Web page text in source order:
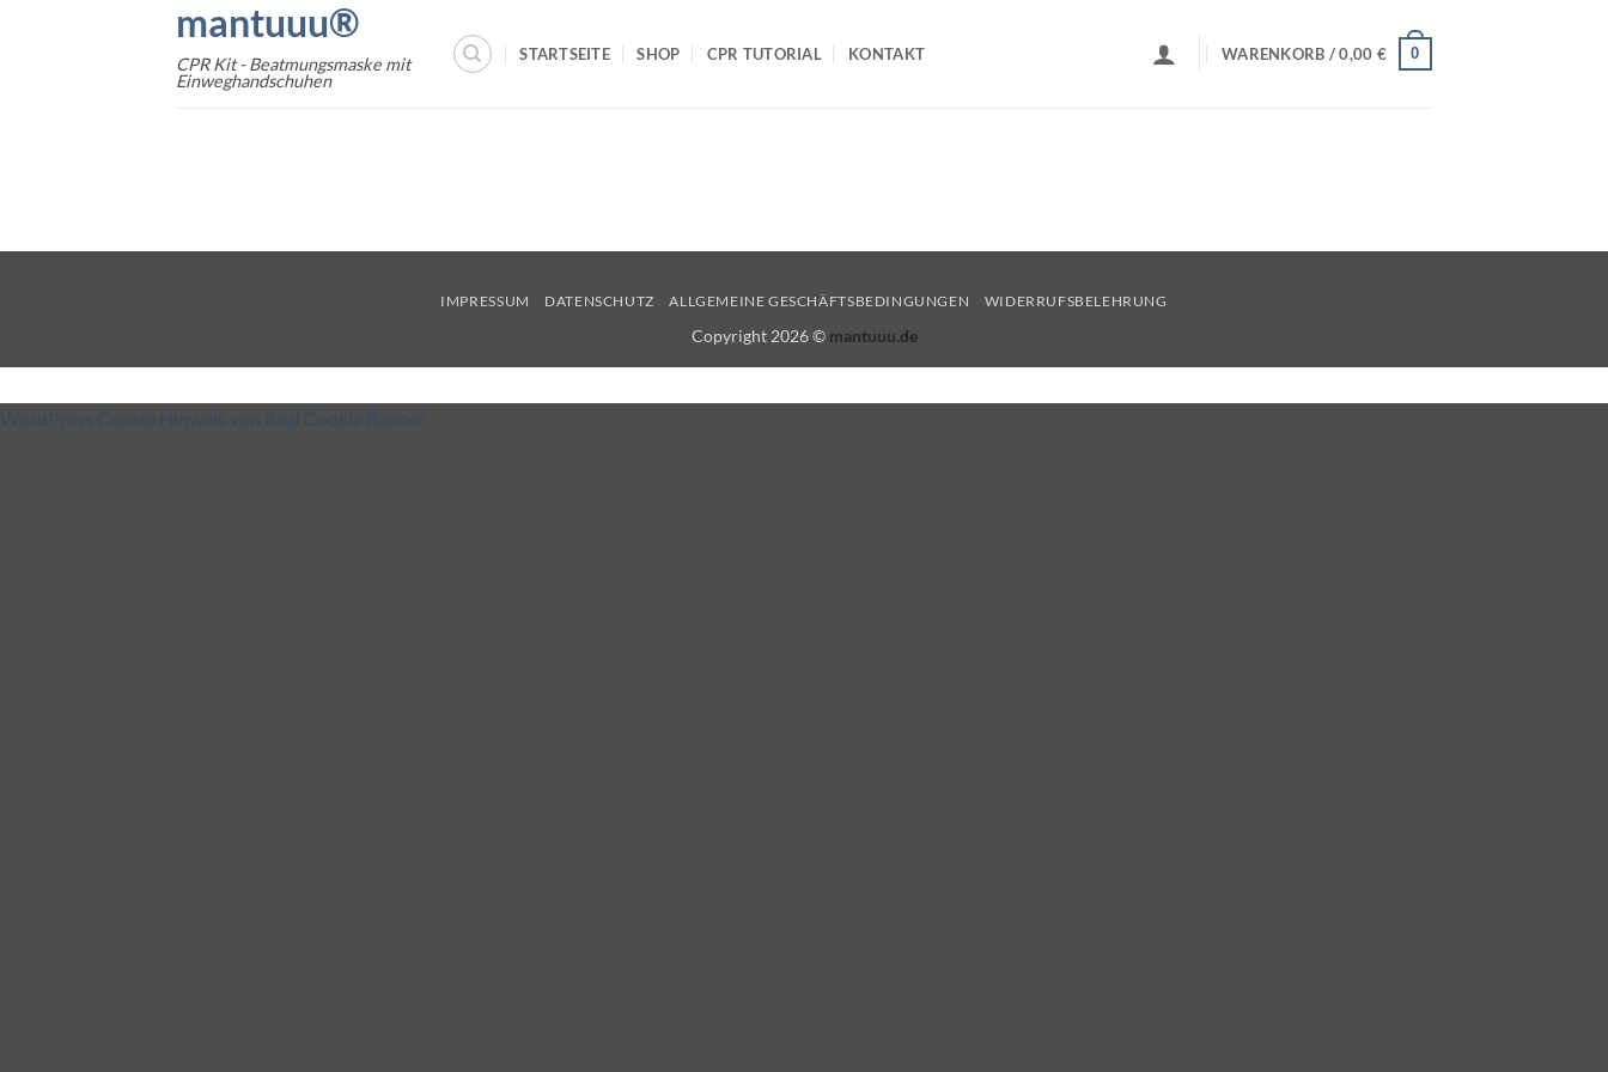
mantuuu®
CPR Kit - Beatmungsmaske mit
Einweghandschuhen
STARTSEITE SHOP CPR TUTORIAL KONTAKT WARENKORB /0,00 € 0
IMPRESSUM DATENSCHUTZ ALLGEMEINE GESCHÄFTSBEDINGUNGEN WIDERRUFSBELEHRUNG
Copyright 2026 © mantuuu.de
WordPress Cookie Hinweis von Real Cookie Banner